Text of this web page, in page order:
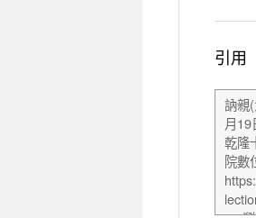
引用